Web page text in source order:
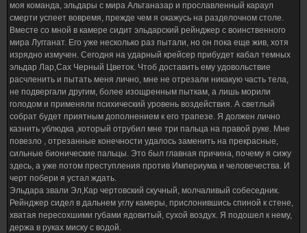
моя команда, эльдары с мира Альтаназар и прославленный караул
смерти успеет вовремя, прежде чем я окажусь на разделочном столе.
Вместе со мной в камере сидит эльдарский рейнджер с воинственного
мира Лугганат. Его уже несколько раз пытали, но он пока еще жив, хотя
изрядно измучен. Сегодня на ударный крейсер прибудет кабал темных
эльдар Лар,Сах Черный Цветок. Чтоб доставить ему удовольствие
расчленить и пытать меня лично, мне не отрезали никакую часть тела,
не подвергали другим, более изощренным пыткам, а лишь морили
голодом и применяли психический уровень воздействия. А светлый
собрат будет приятным дополнением к его трапезе. Я должен лично
казнить ублюдка ,который отрубил мне три пальца на правой руке. Мне
повезло , отрезанные конечности удалось заменить на прекрасные,
сильные бионические пальцы. Это был главная причина, почему я сижу
здесь, а уже потом преступления против Империума и человечества. И
черт побери я устал ждать.
Эльдара звали Эл,Кар чертовский скучный, молчаливый собеседник.
Рейнджер сидел в дальнем углу камеры, прислонившись спиной к стене,
хватая пересохшими губами ядовитый, сухой воздух. Я подошел к нему,
держа в руках миску с водой.